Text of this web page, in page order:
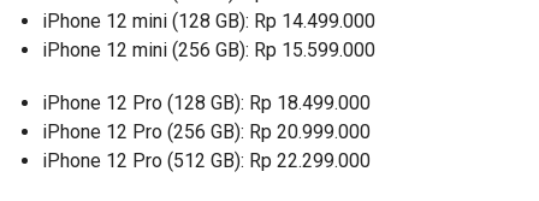
iPhone 12 mini (128 GB): Rp 14.499.000
iPhone 12 mini (256 GB): Rp 15.599.000
iPhone 12 Pro (128 GB): Rp 18.499.000
iPhone 12 Pro (256 GB): Rp 20.999.000
iPhone 12 Pro (512 GB): Rp 22.299.000